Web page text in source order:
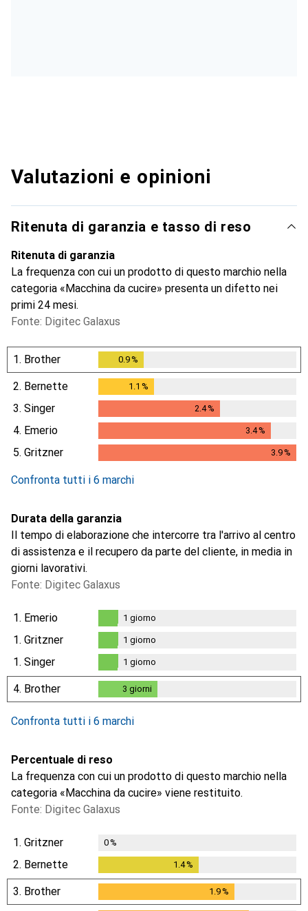
Valutazioni e opinioni
Ritenuta di garanzia e tasso di reso
Ritenuta di garanzia
La frequenza con cui un prodotto di questo marchio nella
categoria «Macchina da cucire» presenta un difetto nei
primi 24 mesi.
Fonte: Digitec Galaxus
1. Brother 0.9%
2. Bernette 1.1 %
3. Singer 2.4%
4. Emerio 3.4%
3.4%
5. Gritzner 3.9%
Confronta tutti i 6 marchi
Durata della garanzia
Il tempo di elaborazione che intercorre tra l'arrivo al centro
di assistenza e il recupero da parte del cliente, in media in
giorni lavorativi.
Fonte: Digitec Galaxus
1. Emerio
giorno
1 giorno
1. Gritzner
giorno
1 giorno
1. Singer
1giorno
1 giorno
4. Brother 3 giorni
Confronta tutti i 6 marchi
Percentuale di reso
La frequenza con cui un prodotto di questo marchio nella
categoria «Macchina da cucire» viene restituito.
Fonte: Digitec Galaxus
1. Gritzner 0%
2. Bernette 1.4%
3. Brother 1.9%